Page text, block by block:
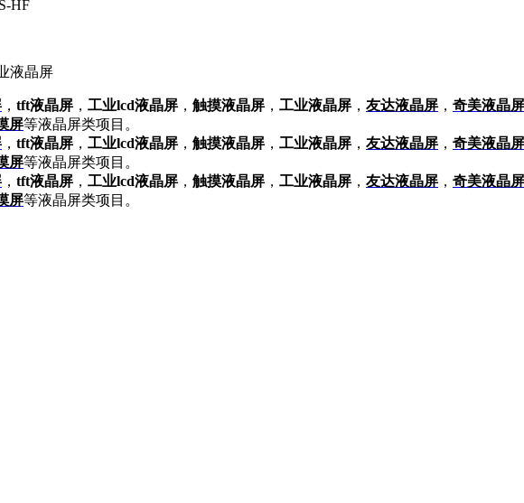
HF
， tft液晶屏 ， 工业lcd液晶屏 ， 触摸液晶屏 ， 工业液晶屏 ， 友达液晶屏 ， 奇美液晶屏
屏等液晶屏类项目。
， tft液晶屏 ， 工业lcd液晶屏 ， 触摸液晶屏 ， 工业液晶屏 ， 友达液晶屏 ， 奇美液晶屏
屏等液晶屏类项目。
， tft液晶屏 ， 工业lcd液晶屏 ， 触摸液晶屏 ， 工业液晶屏 ， 友达液晶屏 ， 奇美液晶屏
屏等液晶屏类项目。